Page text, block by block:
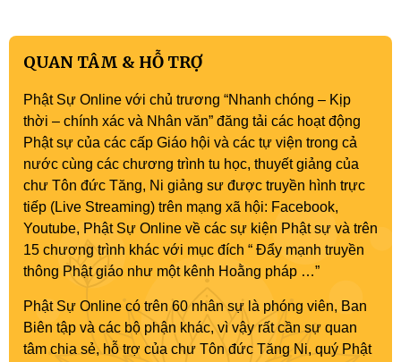
QUAN TÂM & HỖ TRỢ
Phật Sự Online với chủ trương “Nhanh chóng – Kịp
thời – chính xác và Nhân văn” đăng tải các hoạt động
Phật sự của các cấp Giáo hội và các tự viện trong cả
nước cùng các chương trình tu học, thuyết giảng của
chư Tôn đức Tăng, Ni giảng sư được truyền hình trực
tiếp (Live Streaming) trên mạng xã hội: Facebook,
Youtube, Phật Sự Online về các sự kiện Phật sự và trên
15 chương trình khác với mục đích “ Đẩy mạnh truyền
thông Phật giáo như một kênh Hoằng pháp …”
Phật Sự Online có trên 60 nhân sự là phóng viên, Ban
Biên tập và các bộ phận khác, vì vậy rất cần sự quan
tâm chia sẻ, hỗ trợ của chư Tôn đức Tăng Ni, quý Phật